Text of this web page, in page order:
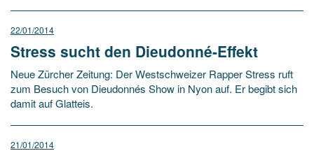
22/01/2014
Stress sucht den Dieudonné-Effekt
Neue Zürcher Zeitung: Der Westschweizer Rapper Stress ruft
zum Besuch von Dieudonnés Show in Nyon auf. Er begibt sich
damit auf Glatteis.
21/01/2014